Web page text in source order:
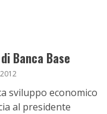
Banca Base
sviluppo economico
al presidente